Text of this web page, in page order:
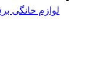
لوازم خانگی